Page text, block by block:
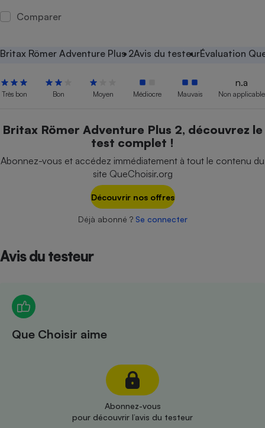
Comparer
Britax Römer Adventure Plus 2Avis du testeurÉvaluation
Très bon Bon Moyen Médiocre Mauvais
n.a
Non applicable
Britax Römer Adventure Plus 2, découvrez le
test complet !
Abonnez-vous et accédez immédiatement à tout le contenu du
site QueChoisir.org
Découvrir nos offres
Déjà abonné ? Se connecter
Avis du testeur
Que Choisir aime
Abonnez-vous
pour découvrir l’avis du testeur
bouteille
Assurance emprunteur
Banque
Climatiseur -
Mutuelle
Antimoustique